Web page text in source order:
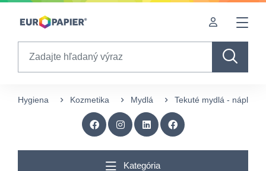
Table Of Content
Doplnkové produkty
Hygiena Kozmetika Mydlá Tekuté mydlá - náplne
Kategória